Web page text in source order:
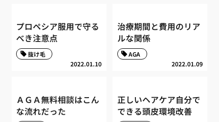
プロペシア服用で守る
べき注意点
2022.01.10
抜け毛
治療期間と費用のリア
ルな関係
2022.01.09
AGA
ＡＧＡ無料相談はこん
な流れだった
正しいヘアケア自分で
できる頭皮環境改善